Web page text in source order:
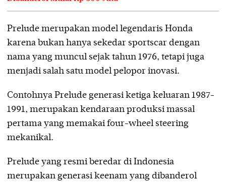
Prelude merupakan model legendaris Honda
karena bukan hanya sekedar sportscar dengan
nama yang muncul sejak tahun 1976, tetapi juga
menjadi salah satu model pelopor inovasi.
Contohnya Prelude generasi ketiga keluaran 1987-
1991, merupakan kendaraan produksi massal
pertama yang memakai four-wheel steering
mekanikal.
Prelude yang resmi beredar di Indonesia
merupakan generasi keenam yang dibanderol